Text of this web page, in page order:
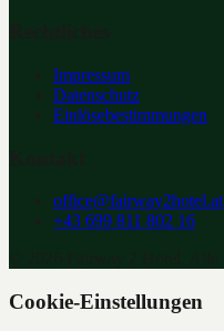
Impressum
Datenschutz
Einlösebestimmungen
office@fairway2hotel.at
+43 699 811 802 16
Cookie-Einstellungen